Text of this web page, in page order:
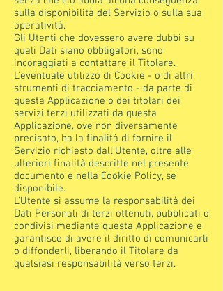
sulla disponibilità del Servizio o sulla sua
operatività.
Gli Utenti che dovessero avere dubbi su
quali Dati siano obbligatori, sono
incoraggiati a contattare il Titolare.
L’eventuale utilizzo di Cookie - o di altri
strumenti di tracciamento - da parte di
questa Applicazione o dei titolari dei
servizi terzi utilizzati da questa
Applicazione, ove non diversamente
precisato, ha la finalità di fornire il
Servizio richiesto dall'Utente, oltre alle
ulteriori finalità descritte nel presente
documento e nella Cookie Policy, se
disponibile.
L'Utente si assume la responsabilità dei
Dati Personali di terzi ottenuti, pubblicati o
condivisi mediante questa Applicazione e
garantisce di avere il diritto di comunicarli
o diffonderli, liberando il Titolare da
qualsiasi responsabilità verso terzi.